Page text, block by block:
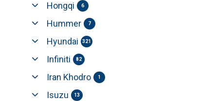
Hongqi 6
Hummer 7
Hyundai 321
Infiniti 82
Iran Khodro 1
Isuzu 13